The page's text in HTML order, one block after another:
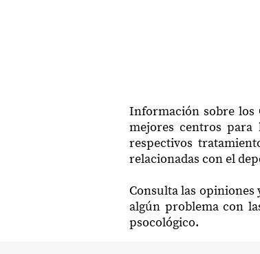
Información sobre los
mejores centros para
respectivos
relacionadas con el
Consulta las opiniones
algún problema con
psocológico.